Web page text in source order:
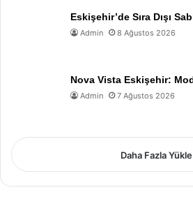
Eskişehir’de Sıra Dışı
Admin 8 Ağustos 2026
Nova Vista Eskişehir:
Admin 7 Ağustos 2026
Daha Fazla Yükle